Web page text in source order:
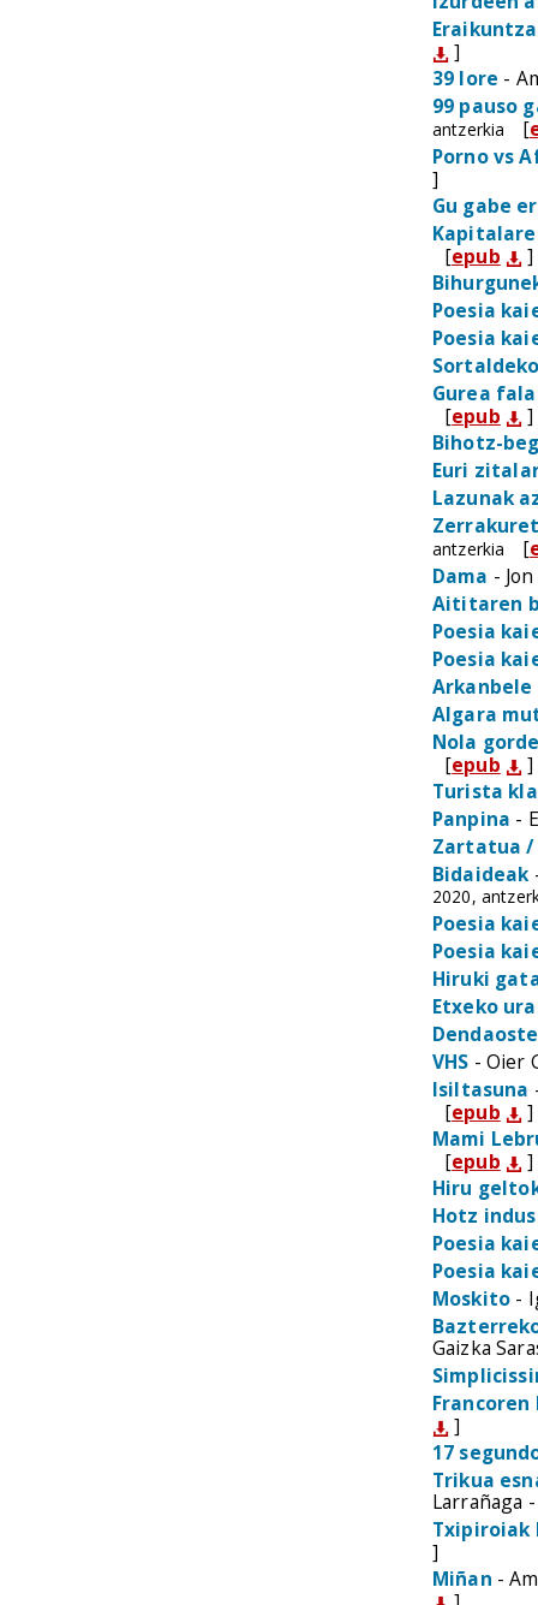
]
39 lore -
99 pauso
antzerkia [
Porno vs
]
Gu gabe
[epub
]
Poesia
Poesia
Gurea
[epub
]
Bihotz-
Euri
Lazunak
antzerkia [
Dama -
Aititaren
Poesia
Poesia
Algara
Nola
[epub
]
Turista
Panpina -
Zartatua /
Bidaideak
2020,
Poesia
Poesia
Hiruki
Etxeko
VHS - Oier
Isiltasuna
[epub
]
Mami
[epub
]
Hiru
Hotz
Poesia
Poesia
Moskito -
Gaizka
]
17
Trikua
Larrañaga
Txipiroiak
]
Miñan -